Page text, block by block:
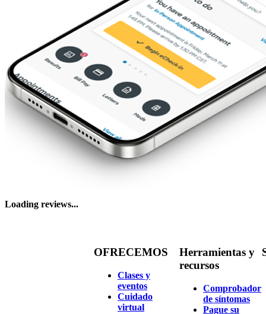
Loading reviews...
OFRECEMOS
Clases y
eventos
Cuidado
virtual
Herramientas y
recursos
Comprobador
de síntomas
Pague su